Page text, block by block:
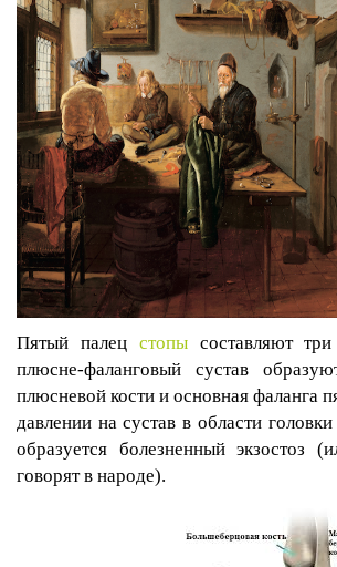
Пятый палец стопысоставляют три
плюсне-фаланговый сустав
плюсневой кости и основная фаланга
давлении на сустав в области
образуется болезненный экзостоз
говорят в народе).